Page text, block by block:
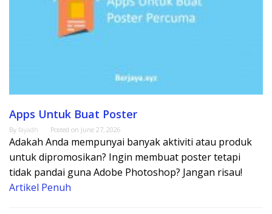
Apps Untuk Buat Poster
By fayadh Posted on June 27, 2026
Adakah Anda mempunyai banyak aktiviti atau produk
untuk dipromosikan? Ingin membuat poster tetapi
tidak pandai guna Adobe Photoshop? Jangan risau!
Artikel Penuh